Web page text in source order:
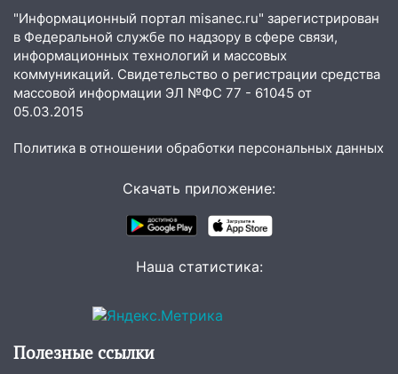
11:20 Ульяновская шахматистка
Валерия Клейменова выиграла два
золота в составе сборной мира
11:16 В Ульяновске открыли памятную
нашли потерявшегося в заброшенных
садах 79-летнего мужчину
На нескольких улицах Ульяновска
коррупционной схемы при ЦГКБ
отправили в колонию на 7 и 8 лет
09:52 Ночью беспилотники сбили над
"Информационный портал misanec.ru" зарегистрирован
в Федеральной службе по надзору в сфере связи,
информационных технологий и массовых
коммуникаций. Свидетельство о регистрации средства
массовой информации ЭЛ №ФС 77 - 61045 от
05.03.2015
Политика в отношении обработки персональных данных
Скачать приложение:
Наша статистика:
Полезные ссылки